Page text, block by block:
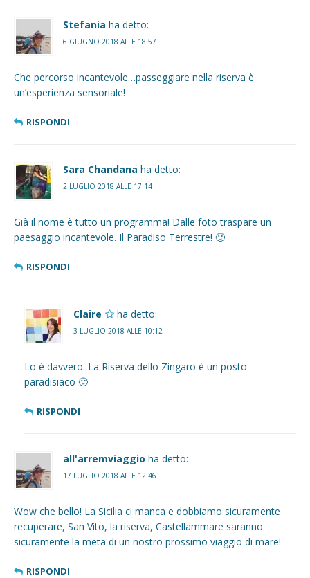
Stefania ha detto:
6 GIUGNO 2018 ALLE 18:57
Che percorso incantevole…passeggiare nella riserva è
un’esperienza sensoriale!
RISPONDI
Sara Chandana ha detto:
2 LUGLIO 2018 ALLE 17:14
Già il nome è tutto un programma! Dalle foto traspare un
paesaggio incantevole. Il Paradiso Terrestre! 🙂
RISPONDI
Claire ha detto:
3 LUGLIO 2018 ALLE 10:12
Lo è davvero. La Riserva dello Zingaro è un posto
paradisiaco 🙂
RISPONDI
all'arremviaggio ha detto:
17 LUGLIO 2018 ALLE 12:46
Wow che bello! La Sicilia ci manca e dobbiamo sicuramente
recuperare, San Vito, la riserva, Castellammare saranno
sicuramente la meta di un nostro prossimo viaggio di mare!
RISPONDI